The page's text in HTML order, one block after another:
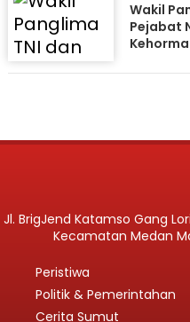
Wakil
Pejabat
Jl. BrigJend Katamso Gang
Kecamatan Medan
Peristiwa
Politik & Pemerintahan
Cerita Sumut